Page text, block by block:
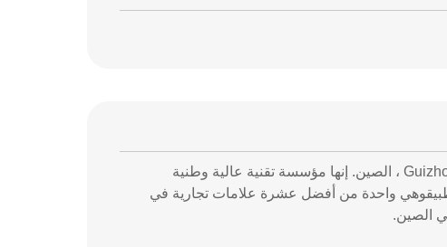
تأسست GAPSC في عام 2001 ، ومقرها الرئيسي في Guiyang ، مقاطعة Guizhou ، الصين. إنها مؤسسة تقنية عالية وطنية
واحدة من أفضل عشرة علامات تجارية في
الصين.